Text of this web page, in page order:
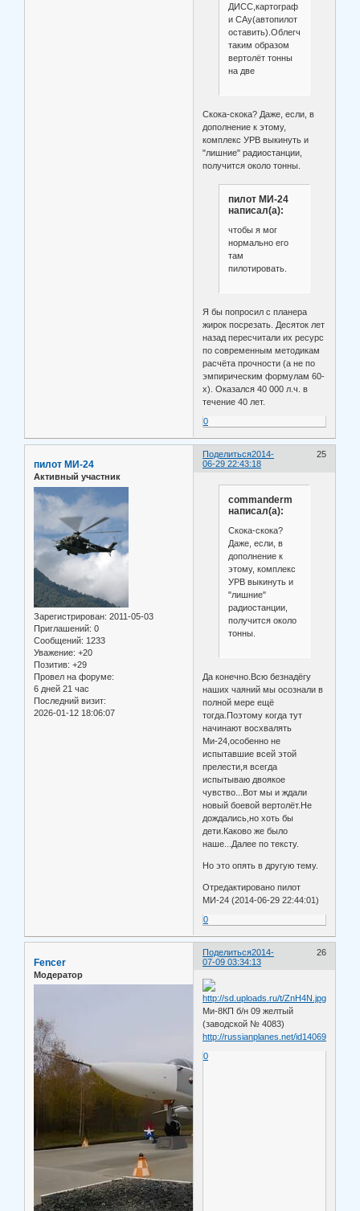
ДИСС,картограф
и САу(автопилот
оставить).Облегчите
таким образом
вертолёт тонны
на две
Скока-скока? Даже, если, в
дополнение к этому,
комплекс УРВ выкинуть и
"лишние" радиостанции,
получится около тонны.
пилот МИ-24
написал(а):
чтобы я мог
нормально его
там
пилотировать.
Я бы попросил с планера
жирок посрезать. Десяток лет
назад пересчитали их ресурс
по современным методикам
расчёта прочности (а не по
эмпирическим формулам 60-
х). Оказался 40 000 л.ч. в
течение 40 лет.
0
Поделиться 25
2014-
06-29 22:43:18
пилот МИ-24
Активный участник
Зарегистрирован: 2011-05-03
Приглашений: 0
Сообщений: 1233
Уважение: +20
Позитив: +29
Провел на форуме:
6 дней 21 час
Последний визит:
2026-01-12 18:06:07
commanderm
написал(а):
Скока-скока?
Даже, если, в
дополнение к
этому, комплекс
УРВ выкинуть и
"лишние"
радиостанции,
получится около
тонны.
Да конечно.Всю безнадёгу
наших чаяний мы осознали в
полной мере ещё
тогда.Поэтому когда тут
начинают восхвалять
Ми-24,особенно не
испытавшие всей этой
прелести,я всегда
испытываю двоякое
чувство...Вот мы и ждали
новый боевой вертолёт.Не
дождались,но хоть бы
дети.Каково же было
наше...Далее по тексту.
Но это опять в другую тему.
Отредактировано пилот
МИ-24 (2014-06-29 22:44:01)
0
Поделиться 26
2014-
07-09 03:34:13
Fencer
Модератор
Ми-8КП б/н 09 желтый
(заводской № 4083)
http://russianplanes.net/id140695
0